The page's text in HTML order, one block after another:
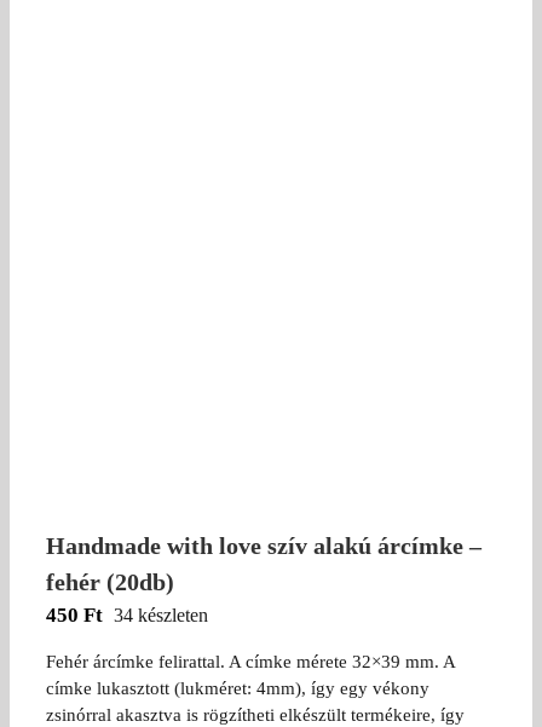
Handmade with love szív alakú árcímke –
fehér (20db)
450 Ft 34 készleten
Fehér árcímke felirattal. A címke mérete 32×39 mm. A
címke lukasztott (lukméret: 4mm), így egy vékony
zsinórral akasztva is rögzítheti elkészült termékeire, így